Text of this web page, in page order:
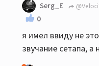
Serg_E
0
я имел ввиду не
звучание сетапа, а